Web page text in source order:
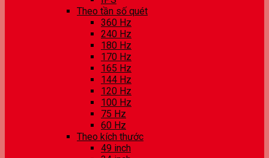
Theo tần số quét
360 Hz
240 Hz
180 Hz
170 Hz
165 Hz
144 Hz
120 Hz
100 Hz
75 Hz
60 Hz
Theo kích thước
49 inch